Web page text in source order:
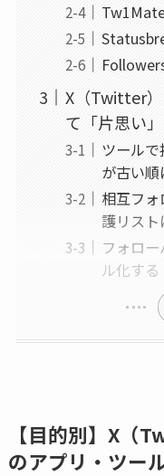
X（Twitter
て「片思い
ツールで
が古い
相互フ
護リスト
フォロ
ル化する
【目的別】X（
のアプリ・ツー